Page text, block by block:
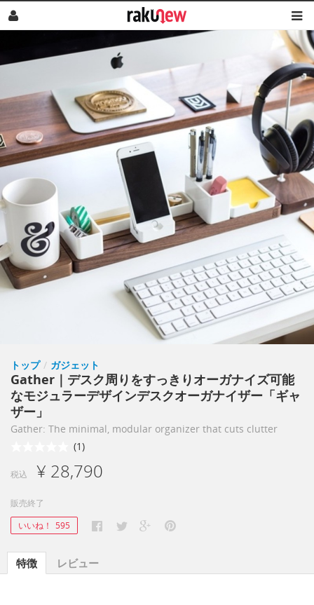
トップ / ガジェット
Gather｜デスク周りをすっきりオーガナイズ可能
なモジュラーデザインデスクオーガナイザー「ギャ
ザー」
Gather: The minimal, modular organizer that cuts clutter
(1)
税込 ¥ 28,790
販売終了
いいね！ 595
特徴 レビュー